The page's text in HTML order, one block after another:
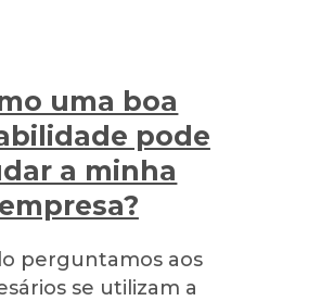
uma boa
pode
a minha
empresa?
perguntamos aos
se utilizam a